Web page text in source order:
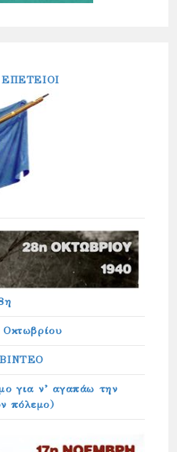
Οκτωβρίου
για ν’ αγαπάω την
πόλεμο)